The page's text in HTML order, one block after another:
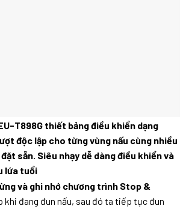
T898G thiết bảng điều khiển dạng
độc lập cho từng vùng nấu cùng nhiều
sẵn. Siêu nhạy dễ dàng điều khiển và
lứa tuổi
và ghi nhớ chương trình Stop &
khi đang đun nấu, sau đó ta tiếp tục đun